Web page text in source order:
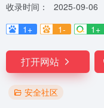
收录时间：
2025-09-06
1+
1- 1+
打开网站
安全社区